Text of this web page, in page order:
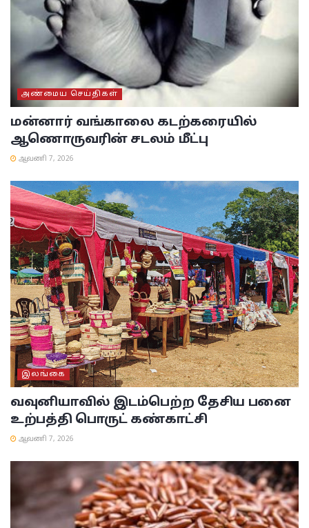
அண்மைய செய்திகள்
மன்னார் வங்காலை கடற்கரையில்
ஆணொருவரின் சடலம் மீட்பு
ஆவணி 7, 2026
இலங்கை
வவுனியாவில் இடம்பெற்ற தேசிய பனை
உற்பத்தி பொருட் கண்காட்சி
ஆவணி 7, 2026